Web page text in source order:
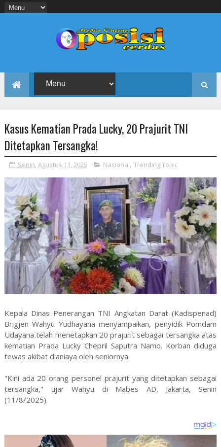
Kasus Kematian Prada Lucky, 20 Prajurit TNI
Ditetapkan Tersangka!
Senin, Agustus 11, 2025 Nasional, Trending Topic
Kepala Dinas Penerangan TNI Angkatan Darat (Kadispenad)
Brigjen Wahyu Yudhayana menyampaikan, penyidik Pomdam
Udayana telah menetapkan 20 prajurit sebagai tersangka atas
kematian Prada Lucky Chepril Saputra Namo. Korban diduga
tewas akibat dianiaya oleh seniornya.
"Kini ada 20 orang personel prajurit yang ditetapkan sebagai
tersangka," ujar Wahyu di Mabes AD, Jakarta, Senin
(11/8/2025).